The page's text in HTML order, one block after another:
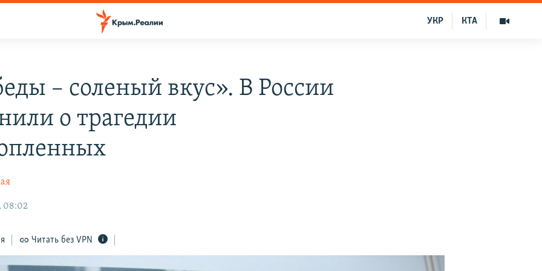
КТА
УКР
– соленый вкус». В России
о трагедии
08:02
Читать без VPN